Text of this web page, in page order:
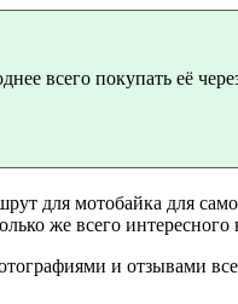
всего покупать её
для мотобайка для
же всего интересного
и отзывами